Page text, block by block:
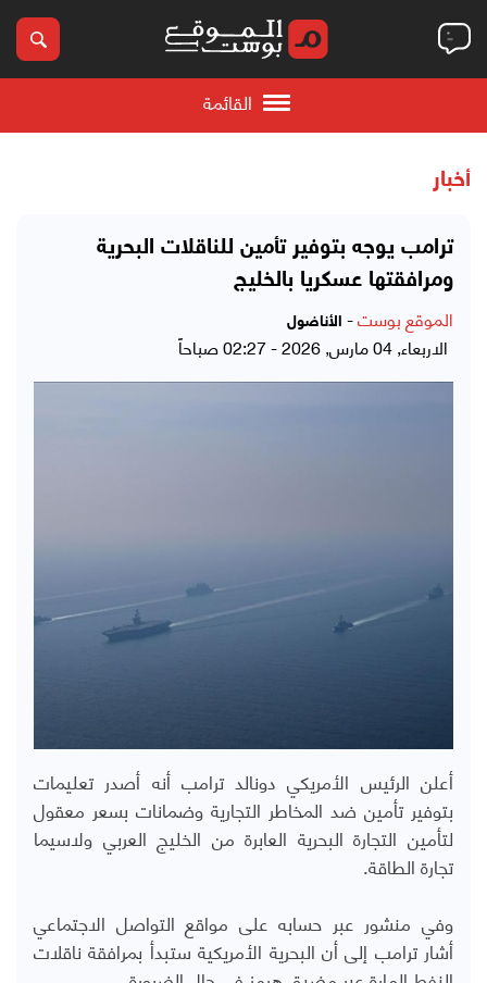
القائمة
أخبار
ترامب يوجه بتوفير تأمين للناقلات البحرية
ومرافقتها عسكريا بالخليج
الموقع بوست- الأناضول
الاربعاء, 04 مارس, 2026 - 02:27 صباحاً
أعلن الرئيس الأمريكي دونالد ترامب أنه أصدر تعليمات
بتوفير تأمين ضد المخاطر التجارية وضمانات بسعر معقول
لتأمين التجارة البحرية العابرة من الخليج العربي ولاسيما
تجارة الطاقة.
وفي منشور عبر حسابه على مواقع التواصل الاجتماعي
أشار ترامب إلى أن البحرية الأمريكية ستبدأ بمرافقة ناقلات